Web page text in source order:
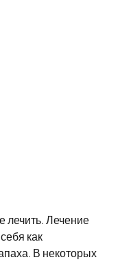
лечить. Лечение
как
В некоторых